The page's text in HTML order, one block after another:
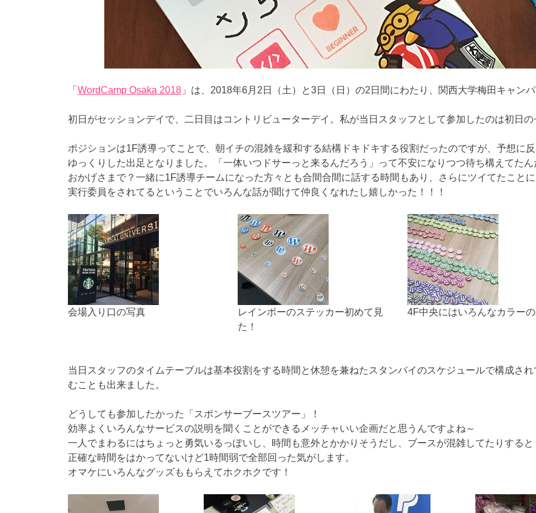
「 WordCamp Osaka 2018 」は、2018年6月2日（土）と3日（日）の2日間にわたり、関西大学梅田キャン
初日がセッションデイで、二日目はコントリビューターデイ。私が当日スタッフとして参加したのは初日の
ポジションは1F誘導ってことで、朝イチの混雑を緩和する結構ドキドキする役割だったのですが、予想に反
ゆっくりした出足となりました。「一体いつドサーっと来るんだろう」って不安になりつつ待ち構えてたん
おかげさまで？一緒に1F誘導チームになった方々とも合間合間に話する時間もあり、さらにツイてたことに
実行委員をされてるということでいろんな話が聞けて仲良くなれたし嬉しかった！！！
会場入り口の写真
レインボーのステッカー初めて見
た！
4F中央にはいろんなカラー
当日スタッフのタイムテーブルは基本役割をする時間と休憩を兼ねたスタンバイのスケジュールで構成さ
むことも出来ました。
どうしても参加したかった「スポンサーブースツアー」！
効率よくいろんなサービスの説明を聞くことができるメッチャいい企画だと思うんですよね～
一人でまわるにはちょっと勇気いるっぽいし、時間も意外とかかりそうだし、ブースが混雑してたりすると
正確な時間をはかってないけど1時間弱で全部回った気がします。
オマケにいろんなグッズももらえてホクホクです！